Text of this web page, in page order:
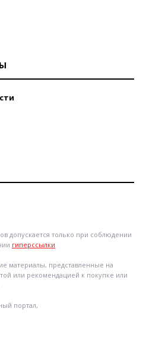
допускается только при соблюдении
гиперссылки
материалы, представленные на
или рекомендацией к покупке или
портал,